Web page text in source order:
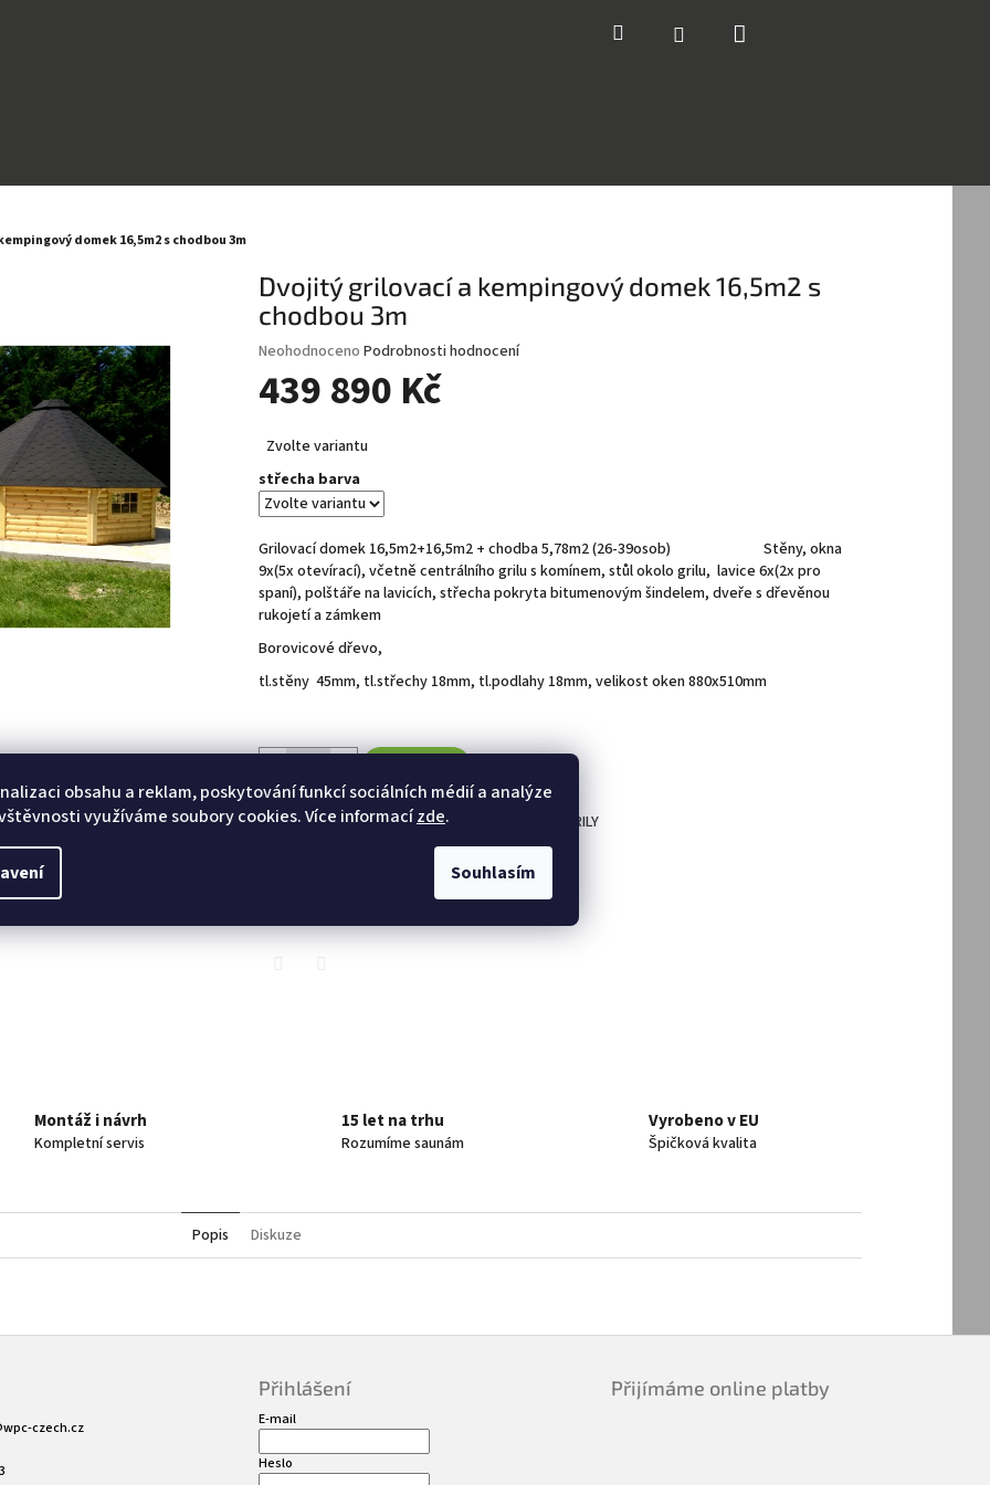
obsahu a reklam, poskytování funkcí sociálních médií a analýze
využíváme soubory cookies. Více informacízde.
Souhlasím
Hledat Přihlášení
domek 16,5m2 s chodbou 3m
Dvojitý grilovací a kempingový domek 16,5m2 s
chodbou 3m
Průměrné
produktu
0,0
5
hvězdiček.
Neohodnoceno Podrobnosti hodnocení
439 890 Kč
cena:
Zvolte variantu
střecha barva
Grilovací domek 16,5m2+16,5m2 + chodba 5,78m2 (26-39osob) Stěny, okna
9x(5x otevírací), včetně centrálního grilu s komínem, stůl okolo grilu, lavice 6x(2x pro
spaní), polštáře na lavicích, střecha pokryta bitumenovým šindelem, dveře s dřevěnou
rukojetí a zámkem
Borovicové dřevo,
tl.stěny 45mm, tl.střechy 18mm, tl.podlahy 18mm, velikost oken 880x510mm
Kategorie: GRILOVACÍ PAVILONY A OTEVŘENÉ GRILY
HLÍDAT
Montáž i návrh
Kompletní servis
15 let na trhu
Rozumíme saunám
Vyrobeno v EU
Špičková kvalita
Popis Diskuze
wpc-czech.cz
Přihlášení
E-mail
Heslo
Přijímáme online platby